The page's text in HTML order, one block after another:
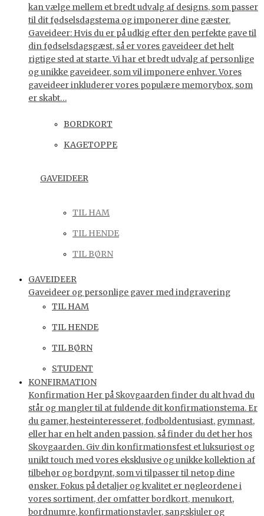
kan vælge mellem et bredt udvalg af designs, som passer
til dit fødselsdagstema og imponerer dine gæster.
Gaveideer: Hvis du er på udkig efter den perfekte gave til
din fødselsdagsgæst, så er vores gaveideer det helt
rigtige sted at starte. Vi har et bredt udvalg af personlige
og unikke gaveideer, som vil imponere enhver. Vores
gaveideer inkluderer vores populære memorybox, som
er skabt…
BORDKORT
KAGETOPPE
GAVEIDEER
TIL HAM
TIL HENDE
TIL BØRN
GAVEIDEER
Gaveideer og personlige gaver med indgravering
TIL HAM
TIL HENDE
TIL BØRN
STUDENT
KONFIRMATION
Konfirmation Her på Skovgaarden finder du alt hvad du
står og mangler til at fuldende dit konfirmationstema. Er
du gamer, hesteinteresseret, fodboldentusiast, gymnast,
eller har en helt anden passion, så finder du det her hos
Skovgaarden. Giv din konfirmationsfest et luksuriøst og
unikt touch med vores eksklusive og unikke kollektion af
tilbehør og bordpynt, som vi tilpasser til netop dine
ønsker. Fokus på detaljer og kvalitet er nøgleordene i
vores sortiment, der omfatter bordkort, menukort,
bordnumre, konfirmationstavler, sangskjuler og